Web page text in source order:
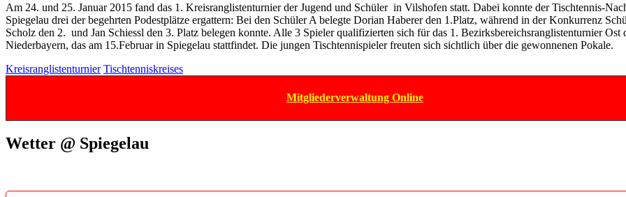
Am 24. und 25. Januar 2015 fand das 1. Kreisranglistenturnier der Jugend und Schüler in Vilshofen statt. Dabei konnte der Tischtennis-
Spiegelau drei der begehrten Podestplätze ergattern: Bei den Schüler A belegte Dorian Haberer den 1.Platz, während in der Konkurrenz
Scholz den 2. und Jan Schiessl den 3. Platz belegen konnte. Alle 3 Spieler qualifizierten sich für das 1. Bezirksbereichsranglistenturnier Ost
Niederbayern, das am 15.Februar in Spiegelau stattfindet. Die jungen Tischtennispieler freuten sich sichtlich über die gewonnenen Pokale.
Kreisranglistenturnier Tischtenniskreises
Mitgliederverwaltung Online
Wetter @ Spiegelau